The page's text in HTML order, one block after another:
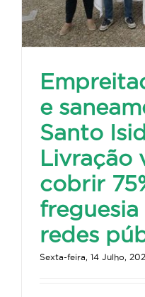
e
Santo
Livração
cobrir
freguesia
redes
Sexta-feira, 14 Julho,